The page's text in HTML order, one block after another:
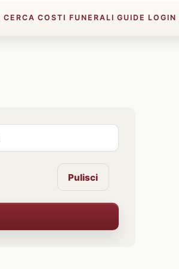
CERCA COSTI FUNERALI GUIDE LOGIN
Pulisci